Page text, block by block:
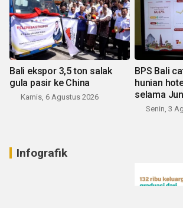
Bali ekspor 3,5 ton salak
gula pasir ke China
Kamis, 6 Agustus 2026
BPS Bali
hunian
selama
Senin, 3
Infografik